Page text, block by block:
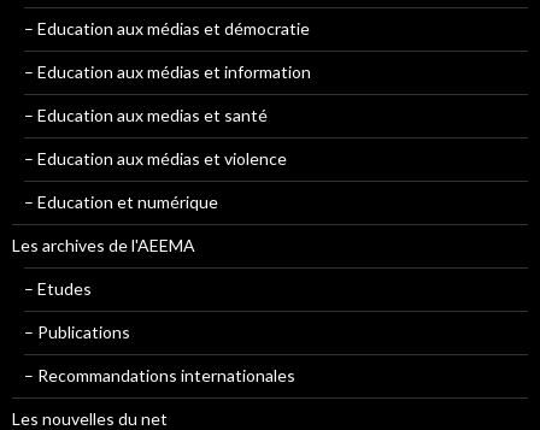
– Education aux médias et démocratie
– Education aux médias et information
– Education aux medias et santé
– Education aux médias et violence
– Education et numérique
Les archives de l'AEEMA
– Etudes
– Publications
– Recommandations internationales
Les nouvelles du net